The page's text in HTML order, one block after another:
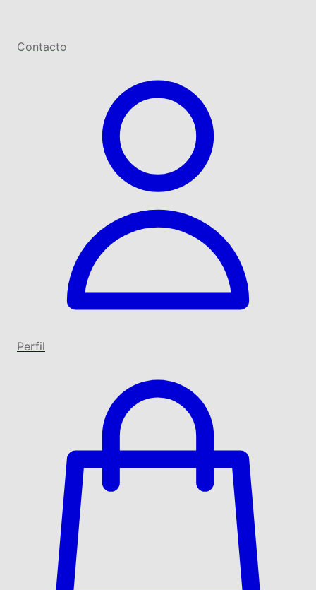
Contacto
Perfil